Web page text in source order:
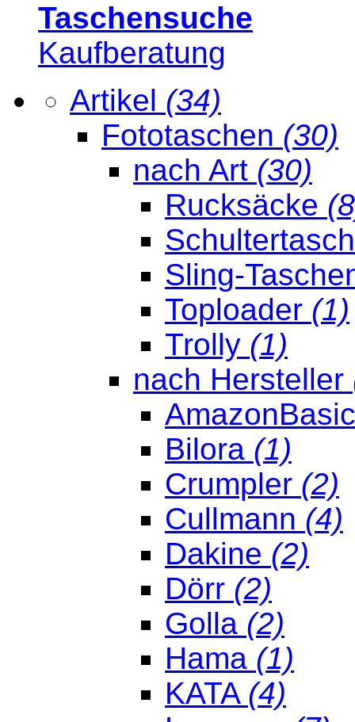
Taschensuche
Kaufberatung
Artikel (34)
Fototaschen (30)
nach Art (30)
Rucksäcke
Sling-
Toploader (1)
Trolly (1)
nach Hersteller
Bilora (1)
Crumpler (2)
Cullmann (4)
Dakine (2)
Dörr (2)
Golla (2)
Hama (1)
KATA (4)